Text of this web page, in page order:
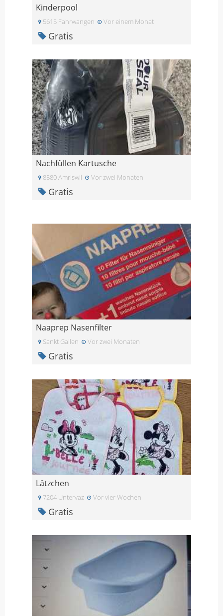
Kinderpool
5615 Fahrwangen Vor einem Monat
Gratis
Nachfüllen Kartusche
8580 Amriswil Vor zwei Monaten
Gratis
Naaprep Nasenfilter
Sankt Gallen Vor zwei Monaten
Gratis
Lätzchen
7204 Untervaz Vor vier Wochen
Gratis